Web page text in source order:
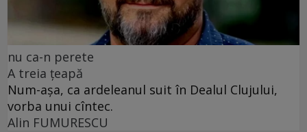
nu ca-n perete
A treia țeapă
Num-așa, ca ardeleanul suit în Dealul Clujului,
vorba unui cîntec.
Alin FUMURESCU